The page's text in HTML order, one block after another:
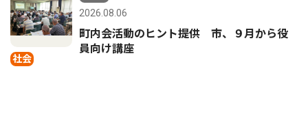
社会
2026.08.06
町内会活動のヒント提供 市、９月から役
員向け講座